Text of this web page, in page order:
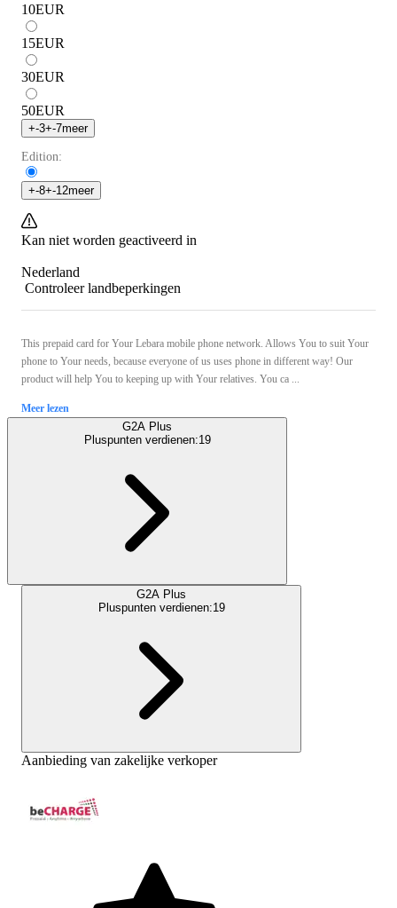
10EUR
15EUR
30EUR
50EUR
+-3+-7meer
Edition:
+-8+-12meer
Kan niet worden geactiveerd in
Nederland
Controleer landbeperkingen
This prepaid card for Your Lebara mobile phone network. Allows You to suit Your
phone to Your needs, because everyone of us uses phone in different way! Our
product will help You to keeping up with Your relatives. You ca ...
Meer lezen
G2A Plus
Pluspunten verdienen:19
G2A Plus
Pluspunten verdienen:19
Aanbieding van zakelijke verkoper